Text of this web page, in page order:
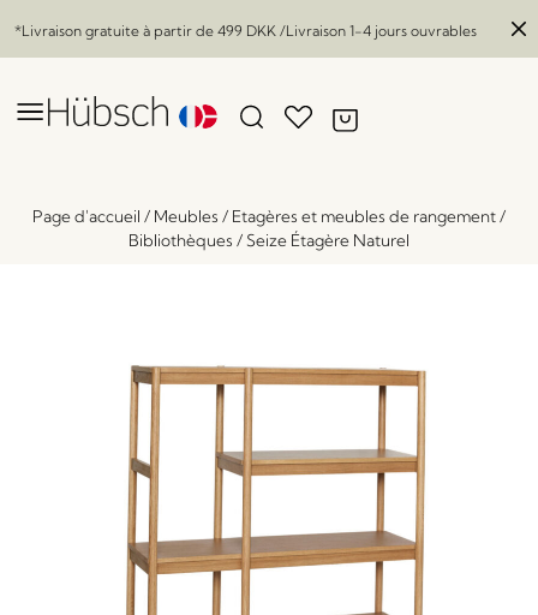
*Livraison gratuite à partir de 499 DKK /Livraison 1-4 jours ouvrables
Page d'accueil / Meubles / Etagères et meubles de rangement/
Bibliothèques / Seize Étagère Naturel